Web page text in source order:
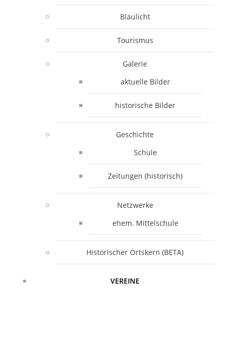
Blaulicht
Tourismus
Galerie
aktuelle Bilder
historische Bilder
Geschichte
Schule
Zeitungen (historisch)
Netzwerke
ehem. Mittelschule
Historischer Ortskern (BETA)
VEREINE